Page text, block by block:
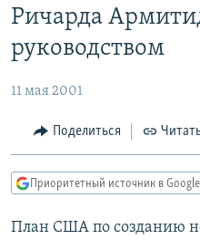
главной
навигации
Вернутся
КУЛЬТУРА
IDEL.РЕАЛИИ
СИБИРЬ.РЕАЛИИ
РАСПИСАНИЕ ВЕЩАНИЯ
Ричарда
руководством
11 мая 2001
Поделиться
Приоритетный источник в Google
План США по созданию